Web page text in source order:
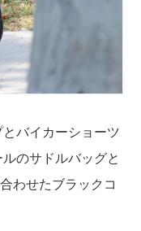
バイカーショーツ
のサドルバッグと
わせたブラックコ